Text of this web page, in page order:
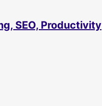
SEO, Productivity